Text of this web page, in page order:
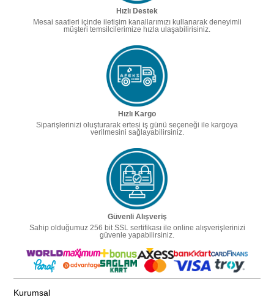
Hızlı Destek
Mesai saatleri içinde iletişim kanallarımızı kullanarak deneyimli
müşteri temsilcilerimize hızla ulaşabilirisiniz.
Hızlı Kargo
Siparişlerinizi oluşturarak ertesi iş günü seçeneği ile kargoya
verilmesini sağlayabilirsiniz.
Güvenli Alışveriş
Sahip olduğumuz 256 bit SSL sertifikası ile online alışverişlerinizi
güvenle yapabilirsiniz.
Kurumsal